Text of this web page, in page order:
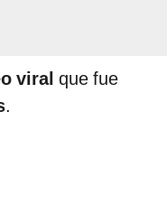
viral que fue
.